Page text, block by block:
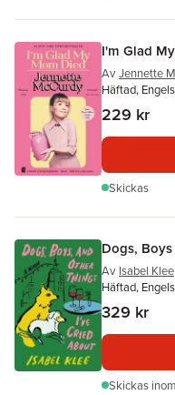
I'm Glad
Av Jennette
Häftad,
229 kr
Skickas
Dogs,
Av Isabel Klee
Häftad,
329 kr
Skickas